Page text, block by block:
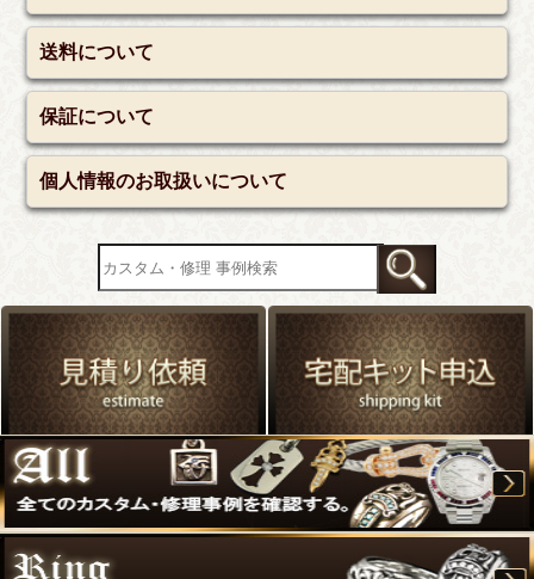
送料について
保証について
個人情報のお取扱いについて